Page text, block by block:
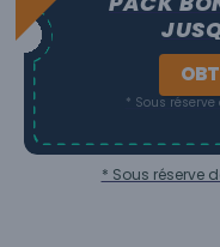
* Sous
* Sous réserve